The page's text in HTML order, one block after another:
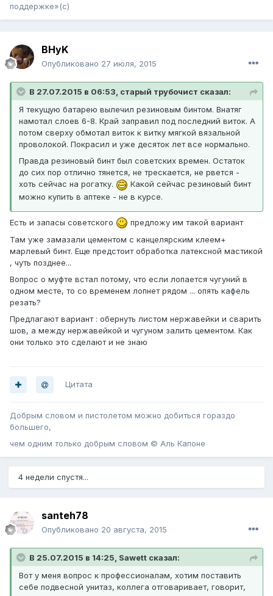
поддержке»(с)
BHyK
Опубликовано 27 июля, 2015
В 27.07.2015 в 06:53, старый трубочист сказал:
Я текущую батарею вылечил резиновым бинтом. Внатяг
намотал слоев 6-8. Край заправил под последний виток. А
потом сверху обмотал виток к витку мягкой вязальной
проволокой. Покрасил и уже десяток лет все нормально.
Правда резиновый бинт был советских времен. Остаток
до сих пор отлично тянется, не трескается, не рвется -
хоть сейчас на рогатку.
Какой сейчас резиновый бинт
можно купить в аптеке - не в курсе.
Есть и запасы советского
предложу им такой вариант
Там уже замазали цементом с канцелярским клеем+
марлевый бинт. Еще предстоит обработка латексной мастикой
, чуть позднее...
Вопрос о муфте встал потому, что если лопается чугуний в
одном месте, то со временем лопнет рядом ... опять кафель
резать?
Предлагают вариант : обернуть листом нержавейки и сварить
шов, а между нержавейкой и чугуном залить цементом. Как
они только это сделают и не знаю
Цитата
Добрым словом и пистолетом можно добиться гораздо
большего,
чем одним только добрым словом © Аль Капоне
4 недели спустя...
santeh78
Опубликовано 20 августа, 2015
В 25.07.2015 в 14:25, Sawett сказал:
Вот у меня вопрос к профессионалам, хотим поставить
себе подвесной унитаз, коллега отговаривает, говорит,